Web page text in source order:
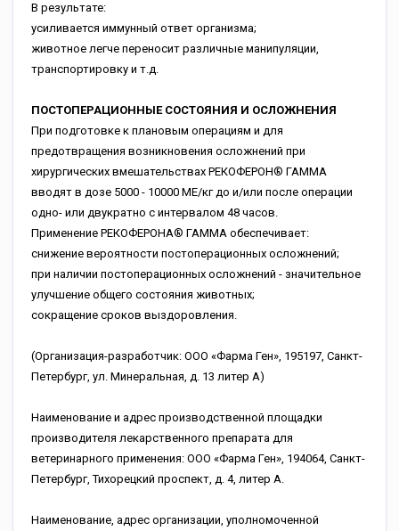
В результате:
усиливается иммунный ответ организма;
животное легче переносит различные манипуляции,
транспортировку и т.д.
ПОСТОПЕРАЦИОННЫЕ СОСТОЯНИЯ И ОСЛОЖНЕНИЯ
При подготовке к плановым операциям и для
предотвращения возникновения осложнений при
хирургических вмешательствах РЕКОФЕРОН® ГАММА
вводят в дозе 5000 - 10000 МЕ/кг до и/или после операции
одно- или двукратно с интервалом 48 часов.
Применение РЕКОФЕРОНА® ГАММА обеспечивает:
снижение вероятности постоперационных осложнений;
при наличии постоперационных осложнений - значительное
улучшение общего состояния животных;
сокращение сроков выздоровления.
(Организация-разработчик: ООО «Фарма Ген», 195197, Санкт-
Петербург, ул. Минеральная, д. 13 литер А)
Наименование и адрес производственной площадки
производителя лекарственного препарата для
ветеринарного применения: ООО «Фарма Ген», 194064, Санкт-
Петербург, Тихорецкий проспект, д. 4, литер А.
Наименование, адрес организации, уполномоченной